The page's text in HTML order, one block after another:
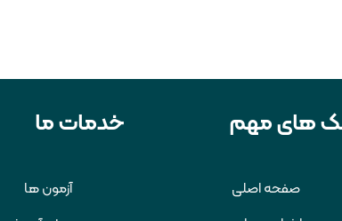
های مهم
صفحه اصلی
خدمات ما
آزمون ها